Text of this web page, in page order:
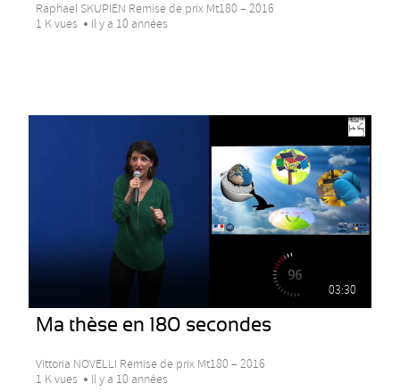
Raphael SKUPIEN Remise de prix Mt180 – 2016
1 K vues
Il y a 10 années
03:30
Ma thèse en 180 secondes
Vittoria NOVELLI Remise de prix Mt180 – 2016
1 K vues
Il y a 10 années